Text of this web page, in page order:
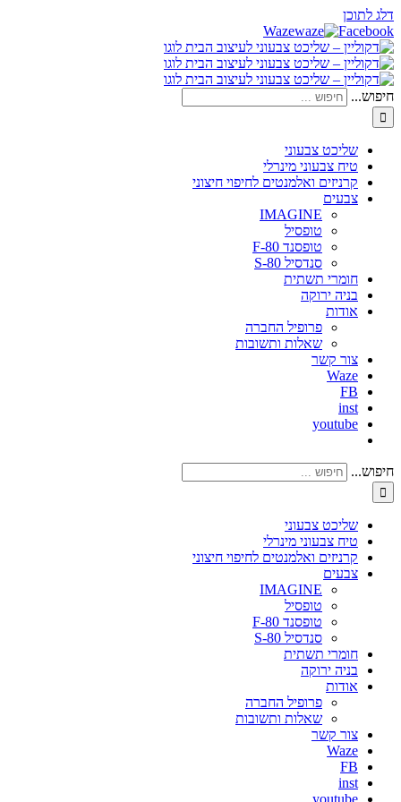
דלג לתוכן
Waze
Facebook
חיפוש...
שליכט צבעוני
טיח צבעוני מינרלי
קרניזים ואלמנטים לחיפוי חיצוני
צבעים
IMAGINE
טופסיל
טופסנד F-80
סנדסיל S-80
חומרי תשתית
בניה ירוקה
אודות
פרופיל החברה
שאלות ותשובות
צור קשר
Waze
FB
inst
youtube
חיפוש...
שליכט צבעוני
טיח צבעוני מינרלי
קרניזים ואלמנטים לחיפוי חיצוני
צבעים
IMAGINE
טופסיל
טופסנד F-80
סנדסיל S-80
חומרי תשתית
בניה ירוקה
אודות
פרופיל החברה
שאלות ותשובות
צור קשר
Waze
FB
inst
youtube